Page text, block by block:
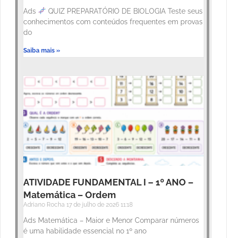
Ads
QUIZ PREPARATÓRIO DE BIOLOGIA Teste seus
conhecimentos com conteúdos frequentes em provas
do
Saiba mais »
ATIVIDADE FUNDAMENTAL I – 1º ANO –
Matemática – Ordem
Adriano Rocha 17 de julho de 2026 11:18
Ads Matemática – Maior e Menor Comparar números
é uma habilidade essencial no 1º ano